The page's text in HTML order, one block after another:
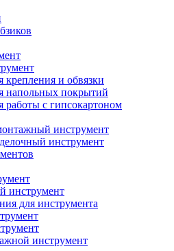
крепления и обвязки
напольных покрытий
работы с гипсокартоном
инструмент
инструмент
инструмент
для инструмента
инструмент